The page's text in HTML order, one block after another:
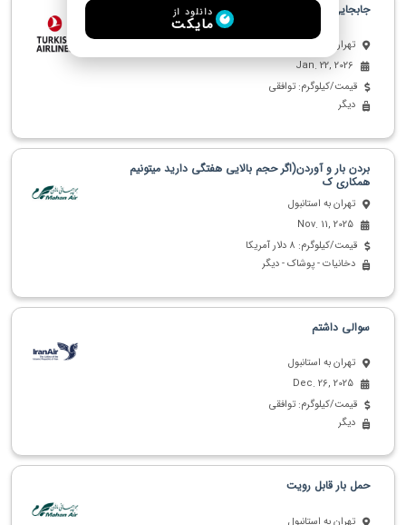
جابجایی بار از تهران به استانبول
تهران به استانبول
Jan. 22, 2026
قیمت/کیلوگرم: توافقی
دیگر
بردن بار و آوردن(اگر حجم بالایی هفتگی دارید میتونیم
همکاری ک
تهران به استانبول
Nov. 11, 2025
قیمت/کیلوگرم: 8 دلار آمریکا
دخانیات - پوشاک - دیگر
سوالی داشتم
تهران به استانبول
Dec. 26, 2025
قیمت/کیلوگرم: توافقی
دیگر
حمل بار قابل رویت
تهران به استانبول
دانلود از
مایکت